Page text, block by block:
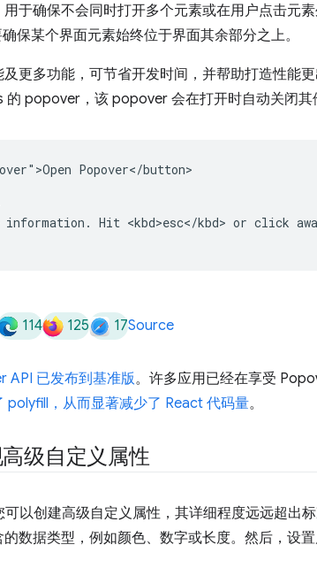
于确保不会同时打开多个元素或在用户点击元
保某个界面元素始终位于界面其余部分之上。
更多功能，可节省开发时间，并帮助打造性能
popover，该 popover 会在打开时自动关闭其
Popover</button>
Hit <kbd>esc</kbd> or click
114 125 17Source
API 已发布到基准版。许多应用已经在享受
polyfill，从而显著减少了 React 代码量。
级自定义属性
可以创建高级自定义属性，其详细程度远远超出
数据类型，例如颜色、数字或长度。然后，设置